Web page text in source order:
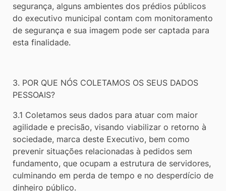
segurança, alguns ambientes dos prédios públicos
do executivo municipal contam com monitoramento
de segurança e sua imagem pode ser captada para
esta finalidade.
3. POR QUE NÓS COLETAMOS OS SEUS DADOS
PESSOAIS?
3.1 Coletamos seus dados para atuar com maior
agilidade e precisão, visando viabilizar o retorno à
sociedade, marca deste Executivo, bem como
prevenir situações relacionadas à pedidos sem
fundamento, que ocupam a estrutura de servidores,
culminando em perda de tempo e no desperdício de
dinheiro público.